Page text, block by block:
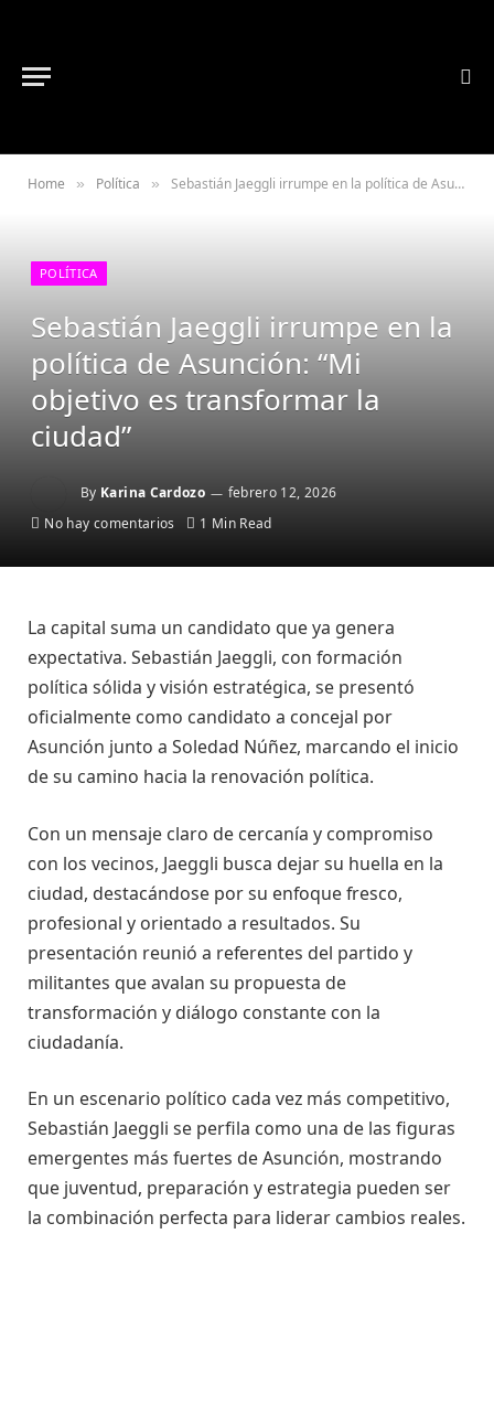
Home » Política » Sebastián Jaeggli irrumpe en la política de Asunción: “Mi objetivo es transformar la ciudad”
POLÍTICA
Sebastián Jaeggli irrumpe en la
política de Asunción: “Mi
objetivo es transformar la
ciudad”
By Karina Cardozo
febrero 12, 2026
No hay comentarios
1 Min Read
La capital suma un candidato que ya genera
expectativa. Sebastián Jaeggli, con formación
política sólida y visión estratégica, se presentó
oficialmente como candidato a concejal por
Asunción junto a Soledad Núñez, marcando el inicio
de su camino hacia la renovación política.
Con un mensaje claro de cercanía y compromiso
con los vecinos, Jaeggli busca dejar su huella en la
ciudad, destacándose por su enfoque fresco,
profesional y orientado a resultados. Su
presentación reunió a referentes del partido y
militantes que avalan su propuesta de
transformación y diálogo constante con la
ciudadanía.
En un escenario político cada vez más competitivo,
Sebastián Jaeggli se perfila como una de las figuras
emergentes más fuertes de Asunción, mostrando
que juventud, preparación y estrategia pueden ser
la combinación perfecta para liderar cambios reales.